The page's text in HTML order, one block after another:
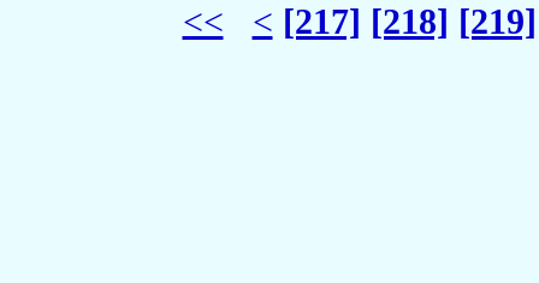
<< < [217] [218] [219]